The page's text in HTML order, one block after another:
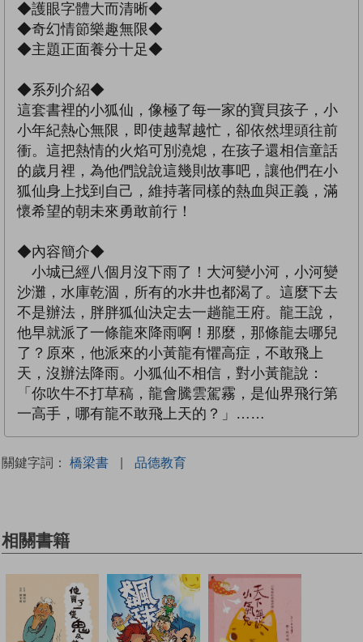
◆護眼字體大而清晰◆
◆奇幻情節樂趣無限◆
◆主題正面養分十足◆
◆系列介紹◆
這套書裡的小狐仙，像極了每一家的寶貝孩子，小
小年紀熱心無限，即使越幫越忙，卻依然埋頭往前
衝。這把熱情的火焰可別澆熄，在孩子還相信童話
的歲月裡，為他們說說這幾則故事吧，讓他們在小
狐仙身上找到自己，維持著同樣的熱血與正義，滿
懷希望的朝未來勇敢前行！
◆內容簡介◆
小城已經八個月沒下雨了！大河變小河，小河變
沙灘，水庫乾涸，所有的水井也都渴了。這麼下去
不是辦法，胖胖狐仙決定去一趟龍王府。龍王說，
他早就派了一條龍來降雨啊！那麼，那條龍去哪兒
了？原來，他派來的小黃龍有懼高症，不敢飛上
天，沒辦法降雨。小狐仙不相信，對小黃龍說：
「你吹牛不打草稿，龍會騰雲駕霧，是仙界飛行第
一高手，哪有龍不敢飛上天的？」……
關鍵字詞： 橋梁書 | 品德教育
相關書籍